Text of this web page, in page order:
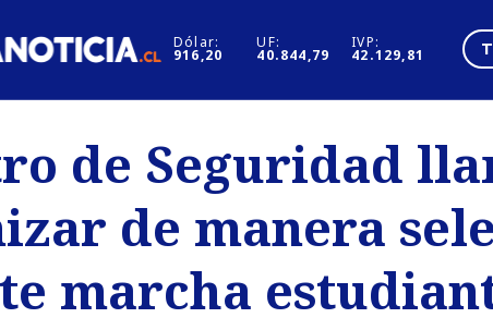
Dólar:
916,20
UF:
40.844,79
IVP:
42.129,81
Internacional
Motores
Negocios
Pura Mujer
de Seguridad
de manera
marcha